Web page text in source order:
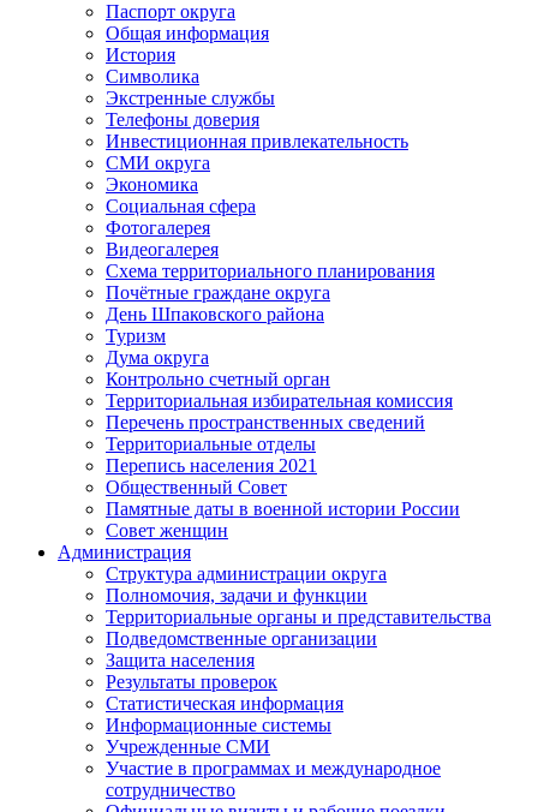
Паспорт округа
Общая информация
История
Символика
Экстренные службы
Телефоны доверия
Инвестиционная привлекательность
СМИ округа
Экономика
Социальная сфера
Фотогалерея
Видеогалерея
Схема территориального планирования
Почётные граждане округа
День Шпаковского района
Туризм
Дума округа
Контрольно счетный орган
Территориальная избирательная комиссия
Перечень пространственных сведений
Территориальные отделы
Перепись населения 2021
Общественный Совет
Памятные даты в военной истории России
Совет женщин
Администрация
Структура администрации округа
Полномочия, задачи и функции
Территориальные органы и представительства
Подведомственные организации
Защита населения
Результаты проверок
Статистическая информация
Информационные системы
Учрежденные СМИ
Участие в программах и международное
сотрудничество